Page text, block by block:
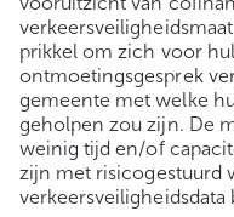
prikkel om zich voor
ontmoetingsgesprek
gemeente met welke
geholpen zou zijn. De
weinig tijd en/of
zijn met risicogestuurd
verkeersveiligheidsdata